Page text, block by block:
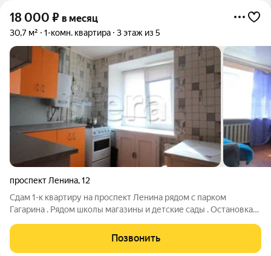
18 000 ₽ в месяц
30,7 м² 1-комн. квартира 3 этаж из 5
проспект Ленина,12
Сдам 1-к квартиру на проспект Ленина рядом с парком
Гагарина . Рядом школы магазины и детские сады . Остановка
двор . Дом прошёл капитальный ремонт и утеплён . Залог за
пол месяца в размере
Позвонить